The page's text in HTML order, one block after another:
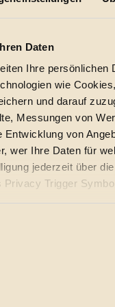
Daten
Ihre persönlichen
wie
und darauf
Messungen von
Entwicklung von
wer Ihre Daten für
jederzeit über
Trigger
gerne:
nach bestimmten
und bewussten
für Ideen, Menschen
der Branche